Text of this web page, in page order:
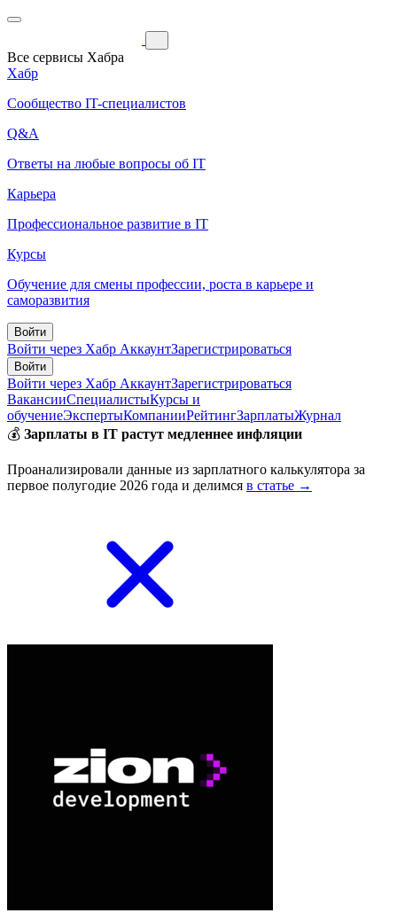
Все сервисы Хабра
Хабр
Сообщество IT-специалистов
Q&A
Ответы на любые вопросы об IT
Карьера
Профессиональное развитие в IT
Курсы
Обучение для смены профессии, роста в карьере и
саморазвития
Войти
Войти через Хабр АккаунтЗарегистрироваться
Войти
Войти через Хабр АккаунтЗарегистрироваться
ВакансииСпециалистыКурсы и
обучениеЭкспертыКомпанииРейтингЗарплатыЖурнал
💰 Зарплаты в IT растут медленнее инфляции
Проанализировали данные из зарплатного калькулятора за
первое полугодие 2026 года и делимся в статье →